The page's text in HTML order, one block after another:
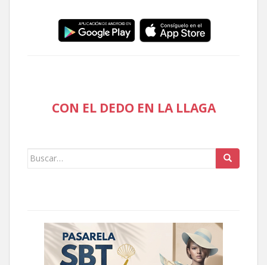
CON EL DEDO EN LA LLAGA
Buscar: